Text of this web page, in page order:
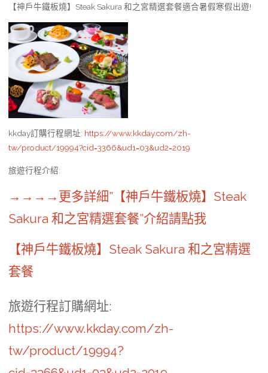
【神戶牛鐵板燒】Steak Sakura 和之宮精選套餐適合暑假寒假出遊!
kkday訂購行程網址: https://www.kkday.com/zh-
tw/product/19994?cid=3366&ud1=03&ud2=2019
旅遊行程介紹:
→→→→更多詳細”【神戶牛鐵板燒】Steak
Sakura 和之宮精選套餐”介紹請點我
【神戶牛鐵板燒】Steak Sakura 和之宮精選
套餐
旅遊行程訂購網址:
https://www.kkday.com/zh-
tw/product/19994?